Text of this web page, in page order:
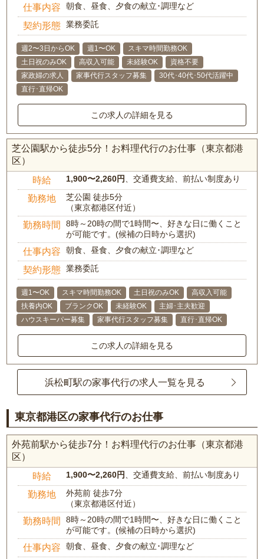
仕事内容 朝食、昼食、夕食の献立･調理など
契約形態 業務委託
週2〜3日からOK 週1〜OK
スキマ時間勤務OK
土日祝のみOK
高収入可能 未経験OK
資格不要
家政婦の求人
家事代行スタッフ募集
30代･40代･50代活躍中
直行･直帰OK
この求人の詳細を見る
芝公園駅から徒歩5分！お料理代行のお仕事（東京都港
区）
時給 1,900〜2,260円、交通費支給、前払い制度あり
勤務地
芝公園 徒歩5分
（東京都港区付近）
勤務時間
8時～20時の間で1時間〜、好きな日に働くこと
が可能です。(候補の日時から選択)
仕事内容 朝食、昼食、夕食の献立･調理など
契約形態 業務委託
週1〜OK スキマ時間勤務OK 土日祝のみOK
高収入可能
扶養内OK
ブランクOK 未経験OK
主婦･主夫歓迎
ハウスキーパー募集
家事代行スタッフ募集 直行･直帰OK
この求人の詳細を見る
浜松町駅の家事代行の求人一覧を見る
東京都港区の家事代行のお仕事
外苑前駅から徒歩7分！お料理代行のお仕事（東京都港
区）
時給 1,900〜2,260円 、交通費支給、前払い制度あり
勤務地
外苑前 徒歩7分
（東京都港区付近）
勤務時間
8時～20時の間で1時間〜、好きな日に働くこと
が可能です。(候補の日時から選択)
仕事内容 朝食、昼食、夕食の献立･調理など